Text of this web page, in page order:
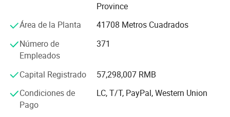
de China", "veinte empresas privadas de Huainan" y
"contrato de respeto y constante de la empresa de crédito".
Sucesivamente, el grupo ha creado dos laboratorios de
microseismic estándar la tecnología y electrónica de
de la Universidad de Ciencia y Tecnología y Universidad
Jiaotong de Shanghai. Al mismo tiempo, tiene tres R & D
instituciones reconocidas por el gobierno, a saber: "Centro
Province
Área de la Planta
41708 Metros Cuadrados
Número de
Empleados
371
Capital Registrado
57,298,007 RMB
Condiciones de
Pago
LC, T/T, PayPal, Western Union